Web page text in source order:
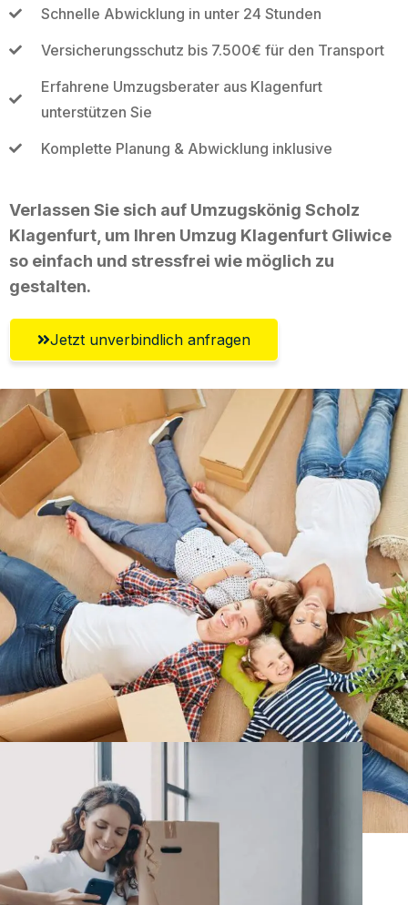
Schnelle Abwicklung in unter 24 Stunden
Versicherungsschutz bis 7.500€ für den Transport
Erfahrene Umzugsberater aus Klagenfurt
unterstützen Sie
Komplette Planung & Abwicklung inklusive
Verlassen Sie sich auf Umzugskönig Scholz
Klagenfurt, um Ihren Umzug Klagenfurt Gliwice
so einfach und stressfrei wie möglich zu
gestalten.
Jetzt unverbindlich anfragen